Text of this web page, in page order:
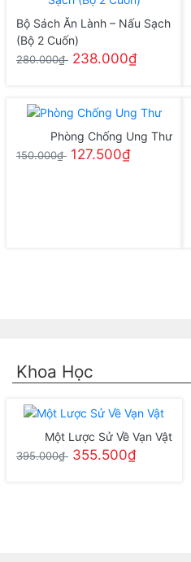
Bộ Sách Ăn Lành – Nấu Sạch
(Bộ 2 Cuốn)
280.000₫ 238.000₫
Phòng Chống Ung Thư
150.000₫ 127.500₫
Khoa Học
Một Lược Sử Về Vạn Vật
395.000₫ 355.500₫